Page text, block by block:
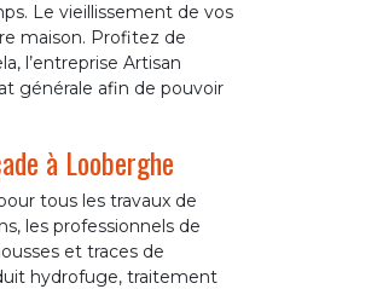
Le vieillissement de vos
maison. Profitez de
l’entreprise Artisan
générale afin de pouvoir
à Looberghe
tous les travaux de
les professionnels de
et traces de
hydrofuge, traitement